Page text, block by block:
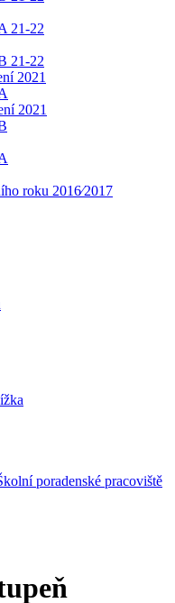
21-22
21-22
2021
2021
roku 2016⁄2017
poradenské pracoviště